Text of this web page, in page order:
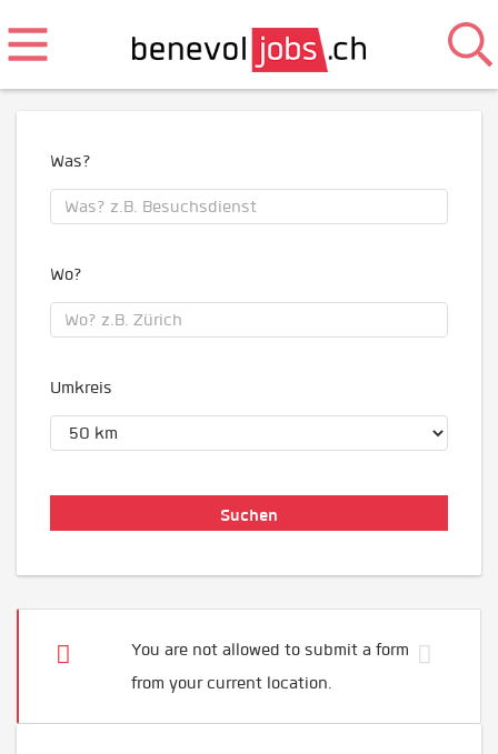
Was?
Wo?
Umkreis
You are not allowed to submit a form
from your current location.